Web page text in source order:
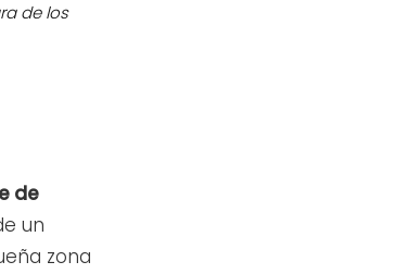
de los
de
un
zona